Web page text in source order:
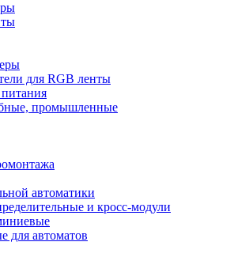
для RGB ленты
промышленные
автоматики
и кросс-модули
для автоматов